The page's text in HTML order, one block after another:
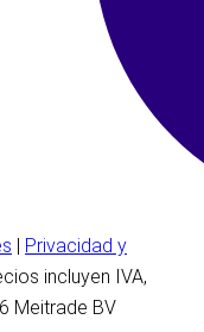
Privacidad y
incluyen IVA,
Meitrade BV